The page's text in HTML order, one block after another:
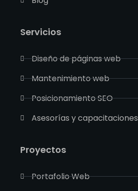
Servicios
Diseño de páginas web
Mantenimiento web
Posicionamiento SEO
Asesorías y capacitaciones
Proyectos
Portafolio Web